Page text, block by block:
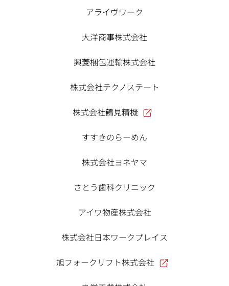
アライヴワーク
大洋商事株式会社
興菱梱包運輸株式会社
株式会社テクノステート
株式会社鶴見精機
すすきのらーめん
株式会社ヨネヤマ
さとう歯科クリニック
アイワ物産株式会社
株式会社日本ワークプレイス
旭フォークリフト株式会社